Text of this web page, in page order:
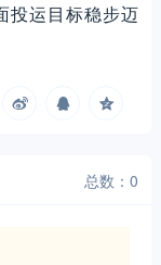
投运目标稳步迈
总数：0